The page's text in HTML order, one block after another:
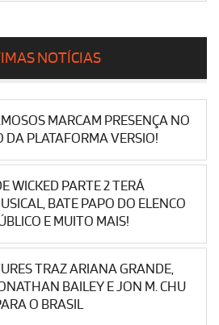
NOTÍCIAS
MARCAM PRESENÇA NO
DA PLATAFORMA VERSIO!
WICKED PARTE 2 TERÁ
BATE PAPO DO ELENCO
E MUITO MAIS!
TRAZ ARIANA GRANDE,
BAILEY E JON M. CHU
O BRASIL